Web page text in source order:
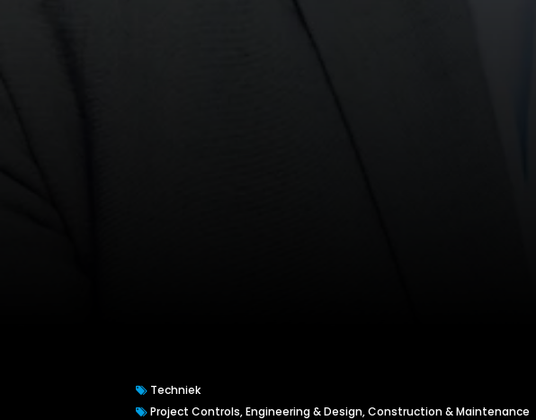
Techniek
Project Controls, Engineering & Design, Construction & Maintenance